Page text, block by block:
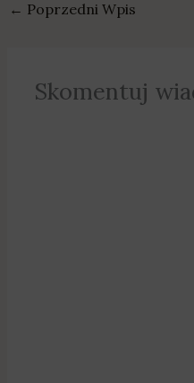
← Poprzedni Wpis
Skomentuj